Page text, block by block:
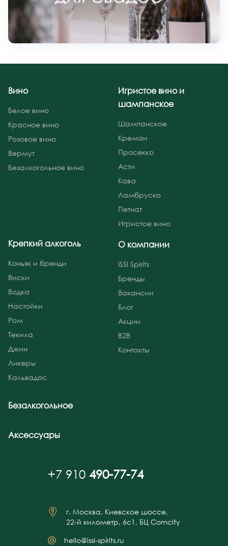
Вино
Белое вино
Красное вино
Розовое вино
Вермут
Безалкогольное вино
Игристое вино и
шампанское
Шампанское
Креман
Просекко
Асти
Кава
Ламбруско
Петнат
Игристое вино
Крепкий алкоголь
Коньяк и бренди
Виски
Водка
Настойки
Ром
Текила
Джин
Ликеры
Кальвадос
Безалкогольное
Аксессуары
О компании
ISSI Spirits
Бренды
Вакансии
Блог
Акции
B2B
Контакты
+7 910 490-77-74
г. Москва, Киевское шоссе,
22-й километр, 6с1, БЦ Comcity
hello@issi-spirits.ru